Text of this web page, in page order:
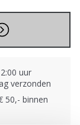
uur
verzonden
50,- binnen